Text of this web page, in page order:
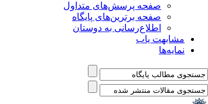
صفحه پرسش‌های متداول
صفحه برترین‌های پایگاه
اطلاع‌رسانی به دوستان
مشابهت یاب
نمایه‌ها